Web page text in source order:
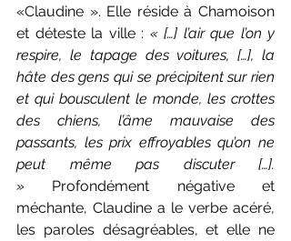
«Claudine ». Elle réside à Chamoison
et déteste la ville : « […] l’air que l’on y
respire, le tapage des voitures, […], la
hâte des gens qui se précipitent sur rien
et qui bousculent le monde, les crottes
des chiens, l’âme mauvaise des
passants, les prix effroyables qu’on ne
peut même pas discuter […].
» Profondément négative et
méchante, Claudine a le verbe acéré,
les paroles désagréables, et elle ne